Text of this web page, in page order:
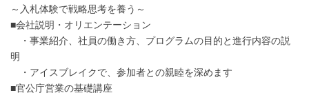
～入札体験で戦略思考を養う～
■会社説明・オリエンテーション
・事業紹介、社員の働き方、プログラムの目的と進行内容の説
明
・アイスブレイクで、参加者との親睦を深めます
■官公庁営業の基礎講座